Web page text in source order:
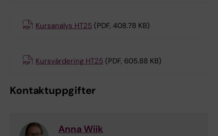
Kursanalys HT25 (PDF, 408.78 KB)
Kursvärdering HT25 (PDF, 605.88 KB)
Kontaktuppgifter
Anna Wiik